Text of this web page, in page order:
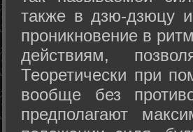
также в дзю-дзюцу
проникновение в
действиям,
Теоретически при
вообще без
предполагают